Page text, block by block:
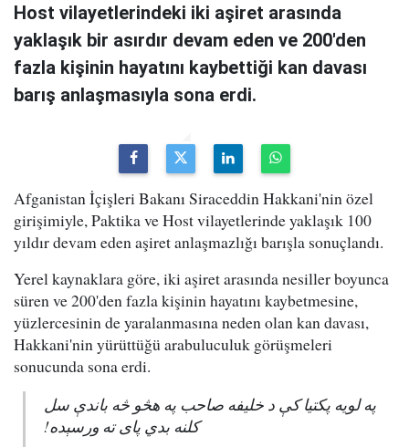
Host vilayetlerindeki iki aşiret arasında
yaklaşık bir asırdır devam eden ve 200'den
fazla kişinin hayatını kaybettiği kan davası
barış anlaşmasıyla sona erdi.
Afganistan İçişleri Bakanı Siraceddin Hakkani'nin özel
girişimiyle, Paktika ve Host vilayetlerinde yaklaşık 100
yıldır devam eden aşiret anlaşmazlığı barışla sonuçlandı.
Yerel kaynaklara göre, iki aşiret arasında nesiller boyunca
süren ve 200'den fazla kişinin hayatını kaybetmesine,
yüzlercesinin de yaralanmasına neden olan kan davası,
Hakkani'nin yürüttüğü arabuluculuk görüşmeleri
sonucunda sona erdi.
په لویه پکتیا کې د خلیفه صاحب په هڅو څه باندې سل
کلنه بدي پای ته ورسېده!